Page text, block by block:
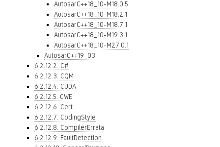
AutosarC++18_10-M18.0.5
AutosarC++18_10-M18.2.1
AutosarC++18_10-M18.7.1
AutosarC++18_10-M19.3.1
AutosarC++18_10-M27.0.1
AutosarC++19_03
6.2.12.2. C#
6.2.12.3. CQM
6.2.12.4. CUDA
6.2.12.5. CWE
6.2.12.6. Cert
6.2.12.7. CodingStyle
6.2.12.8. CompilerErrata
6.2.12.9. FaultDetection